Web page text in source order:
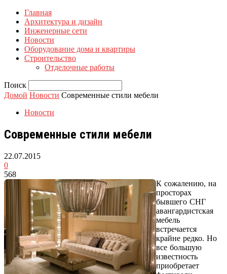
Главная
Архитектура и дизайн
Инженерные сети
Новости
Оборудование дома и квартиры
Строительство
Отделочные работы
Поиск
Домой Новости Современные стили мебели
Новости
Современные стили мебели
22.07.2015
0
568
К сожалению, на
просторах
бывшего СНГ
авангардистская
мебель
встречается
крайне редко. Но
все большую
известность
приобретает